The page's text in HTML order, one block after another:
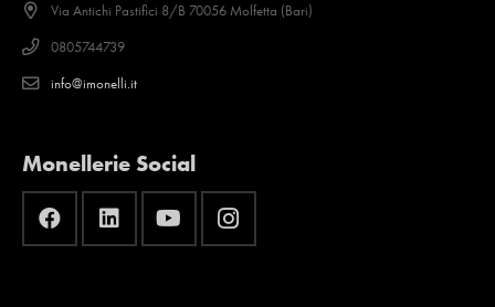
Via Antichi Pastifici 8/B 70056 Molfetta (Bari)
0805744739
info@imonelli.it
Monellerie Social